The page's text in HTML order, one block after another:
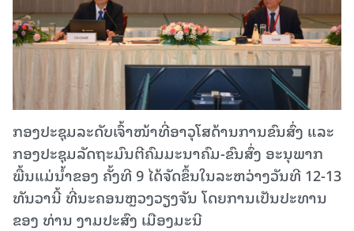
ກອງປະຊຸມລະດັບເຈົ້າໜ້າທີ່ອາວຸໂສດ້ານການຂົນສົ່ງ ແລະ
ກອງປະຊຸມລັດຖະມົນຕີຄົມມະນາຄົມ-ຂົນສົ່ງ ອະນຸພາກ
ພື້ນແມ່ນ້ຳຂອງ ຄັ້ງທີ 9 ໄດ້ຈັດຂຶ້ນໃນລະຫວ່າງວັນທີ 12-13
ທັນວານີ້ ທີ່ນະຄອນຫຼວງວຽງຈັນ ໂດຍການເປັນປະທານ
ຂອງ ທ່ານ ງາມປະສົງ ເມືອງມະນີ